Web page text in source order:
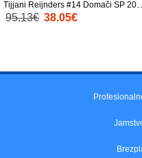
Tijjani Reijnders #14 Domači SP
Kratek Rokav
95.13€ 38.05€